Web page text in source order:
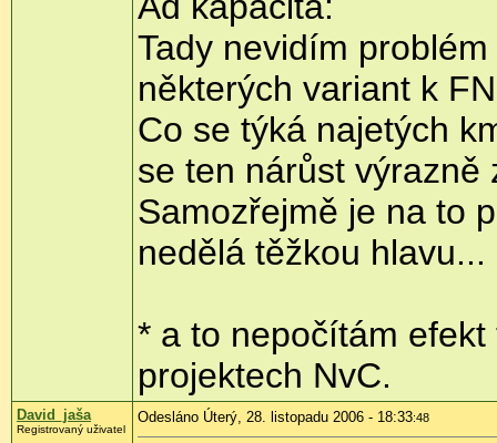
Tady nevidím
některých variant k
Co se týká najetých
se ten nárůst výrazně
Samozřejmě je na to
nedělá těžkou hlavu...
* a to nepočítám
projektech NvC.
David_jaša
Registrovaný uživatel
Odesláno Úterý, 28. listopadu 2006 - 18:33:48